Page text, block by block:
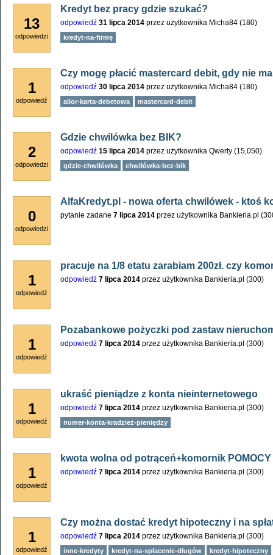
13
odpowiedzi
Kredyt bez pracy gdzie szukać?
odpowiedź 31 lipca 2014 przez użytkownika Micha84 (180)
kredyt-na-firmę
1
odpowiedź
Czy mogę płacić mastercard debit, gdy nie
odpowiedź 30 lipca 2014 przez użytkownika Micha84 (180)
alior-karta-debetowa mastercard-debit
2
odpowiedzi
Gdzie chwilówka bez BIK?
odpowiedź 15 lipca 2014 przez użytkownika Qwerty (15,050)
gdzie-chwilówka chwilówka-bez-bik
0
odpowiedzi
AlfaKredyt.pl - nowa oferta chwilówek - ktoś
pytanie zadane 7 lipca 2014 przez użytkownika Bankieria.pl (
1
odpowiedź
pracuje na 1/8 etatu zarabiam 200zł. czy
odpowiedź 7 lipca 2014 przez użytkownika Bankieria.pl (300)
1
odpowiedź
Pozabankowe pożyczki pod zastaw
odpowiedź 7 lipca 2014 przez użytkownika Bankieria.pl (300)
1
odpowiedź
ukraść pieniądze z konta nieinternetowego
odpowiedź 7 lipca 2014 przez użytkownika Bankieria.pl (300)
numer-konta-kradzież-pieniędzy
1
odpowiedź
kwota wolna od potrąceń+komornik POMOCY
odpowiedź 7 lipca 2014 przez użytkownika Bankieria.pl (300)
1
odpowiedź
Czy można dostać kredyt hipoteczny i na
odpowiedź 7 lipca 2014 przez użytkownika Bankieria.pl (300)
inne-kredyty kredyt-na-spłacenie-długów kredyt-hipoteczny